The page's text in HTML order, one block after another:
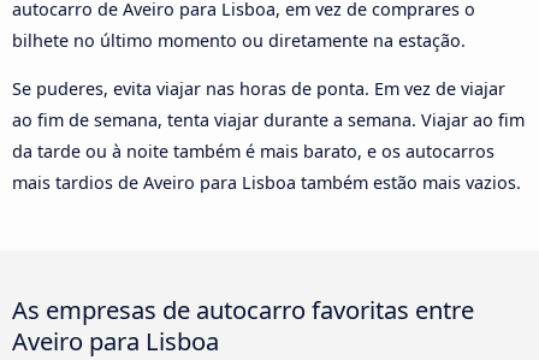
autocarro de Aveiro para Lisboa, em vez de comprares o
bilhete no último momento ou diretamente na estação.
Se puderes, evita viajar nas horas de ponta. Em vez de viajar
ao fim de semana, tenta viajar durante a semana. Viajar ao fim
da tarde ou à noite também é mais barato, e os autocarros
mais tardios de Aveiro para Lisboa também estão mais vazios.
As empresas de autocarro favoritas entre
Aveiro para Lisboa